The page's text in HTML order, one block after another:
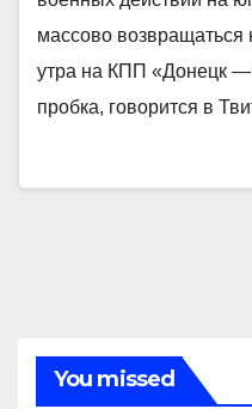
массово возвращаться
утра на КПП «Донецк —
пробка, говорится в
You missed